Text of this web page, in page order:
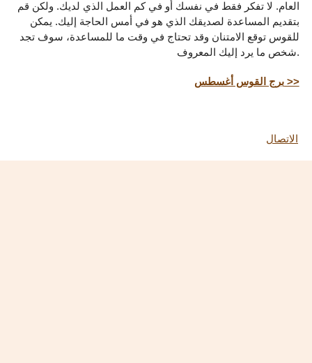
العام. لا تفكر فقط في نفسك أو في كم العمل الذي لديك. ولكن قم
بتقديم المساعدة لصديقك الذي هو في أمس الحاجة إليك. يمكن
للقوس توقع الامتنان وقد تحتاج في وقت ما للمساعدة، سوف تجد
شخص ما يرد إليك المعروف.
برج القوس أغسطس >>
الاتصال